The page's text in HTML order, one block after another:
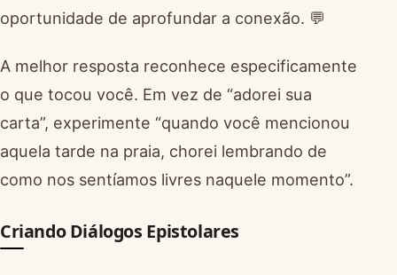
oportunidade de aprofundar a conexão. 💬
A melhor resposta reconhece especificamente
o que tocou você. Em vez de “adorei sua
carta”, experimente “quando você mencionou
aquela tarde na praia, chorei lembrando de
como nos sentíamos livres naquele momento”.
Criando Diálogos Epistolares